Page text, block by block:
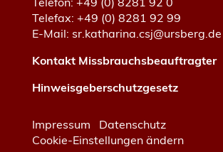
Telefon: +49 (0) 8281 92 0
Telefax: +49 (0) 8281 92 99
E-Mail: sr.katharina.csj@ursberg.de
Kontakt Missbrauchsbeauftragter
Hinweisgeberschutzgesetz
Impressum
Datenschutz
Cookie-Einstellungen ändern